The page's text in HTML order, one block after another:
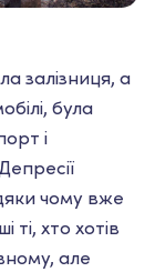
залізниця, а
була
і
чому вже
ті, хто хотів
але